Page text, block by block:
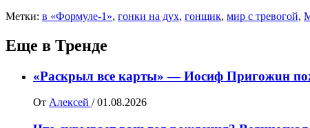
Метки: в «Формуле-1», гонки на дух, гонщик, мир с тревогой,
Еще в Тренде
«Раскрыл все карты» — Иосиф Пpигожuн
От Алексей / 01.08.2026